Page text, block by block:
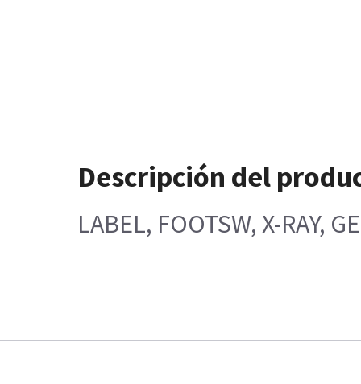
Descripción del
LABEL, FOOTSW, X-RAY,